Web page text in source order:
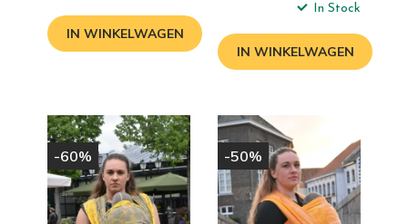
IN WINKELWAGEN
In Stock
IN WINKELWAGEN
-60% -50%